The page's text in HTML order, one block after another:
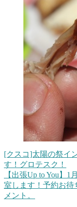
[クスコ]太陽の祭イ
す！グロテスク！
【出張Up to You】
室します！予約お待
メント。